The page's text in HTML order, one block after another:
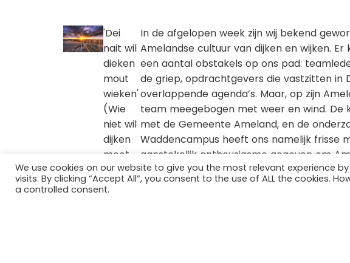
'Dei
nait wil
dieken
mout
wieken'
(Wie
niet wil
dijken
moet
wijken)
In de afgelopen week zijn wij bekend
Amelandse cultuur van dijken en wijken. Er
een aantal obstakels op ons pad:
de griep, opdrachtgevers die vastzitten in
overlappende agenda’s. Maar, op zijn
team meegebogen met weer en wind. De
met de Gemeente Ameland, en de
Waddencampus heeft ons namelijk frisse
aanstekelijk enthousiasme gegeven om
verder te verduurzamen. Wij gaan
het implementeren van de SDGs in het
We use cookies on our website to give you the most relevant experience
visits. By clicking “Accept All”, you consent to the use of ALL the cookies.
a controlled consent.